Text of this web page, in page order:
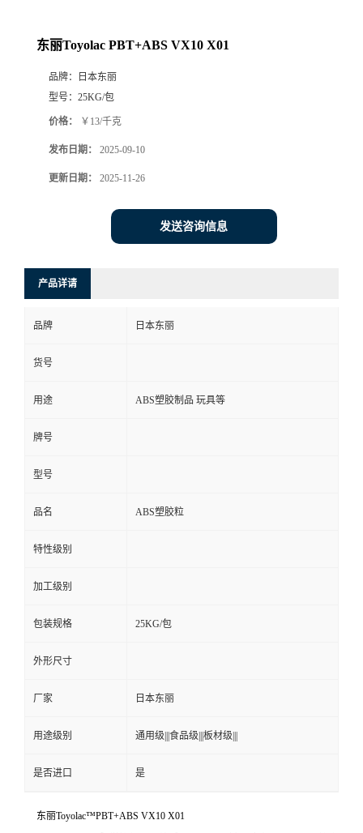
东丽Toyolac PBT+ABS VX10 X01
品牌：
日本东丽
型号： 25KG/包
价格： ￥13/千克
发布日期： 2025-09-10
更新日期： 2025-11-26
发送咨询信息
产品详请
品牌 日本东丽
货号
用途 ABS塑胶制品 玩具等
牌号
型号
品名 ABS塑胶粒
特性级别
加工级别
包装规格 25KG/包
外形尺寸
厂家 日本东丽
用途级别 通用级|||食品级|||板材级|||
是否进口 是
东丽Toyolac™PBT+ABS VX10 X01